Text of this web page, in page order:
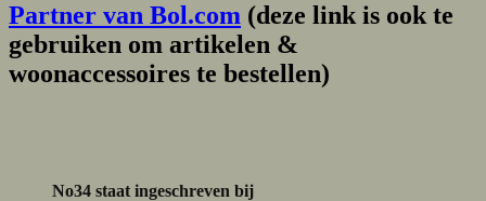
Partner van Bol.com (deze link is ook te
gebruiken om artikelen &
woonaccessoires te bestellen)
No34 staat ingeschreven bij